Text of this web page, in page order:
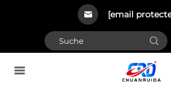
[email